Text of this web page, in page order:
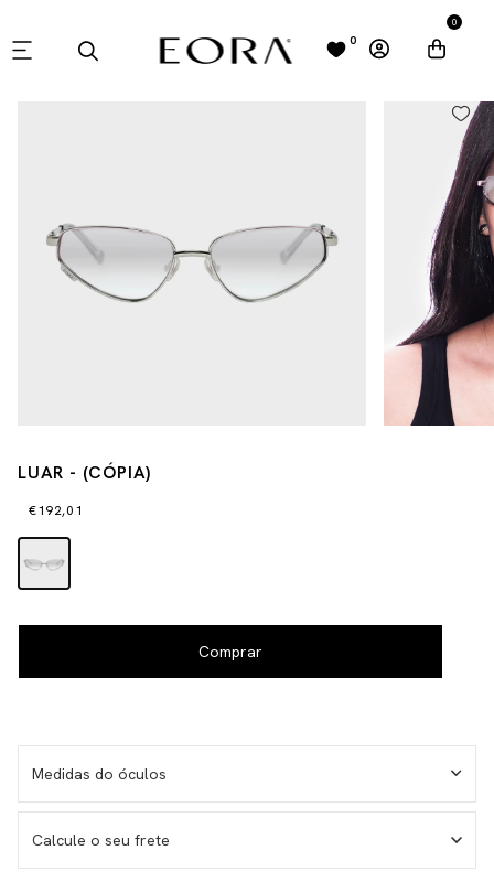
0
0
LUAR - (CÓPIA)
€192,01
Medidas do óculos
Calcule o seu frete